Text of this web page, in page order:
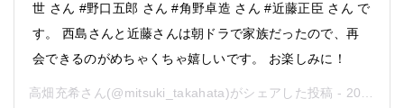
世 さん #野口五郎 さん #角野卓造 さん #近藤正臣 さん で
す。 西島さんと近藤さんは朝ドラで家族だったので、再
会できるのがめちゃくちゃ嬉しいです。 お楽しみに！
高畑充希さん(@mitsuki_takahata)がシェアした投稿 - 2018年10月月19日午後4時50分PDT